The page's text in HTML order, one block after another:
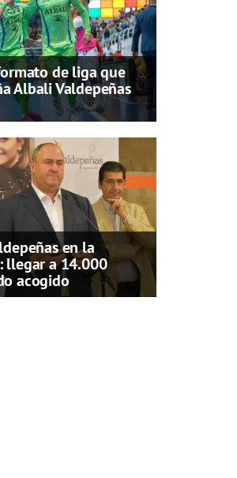
de liga que
Albali Valdepeñas
en la
llegar a 14.000
acogido